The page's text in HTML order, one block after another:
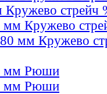
Кружево стрейч
мм Кружево
мм Кружево
мм Рюши
мм Рюши